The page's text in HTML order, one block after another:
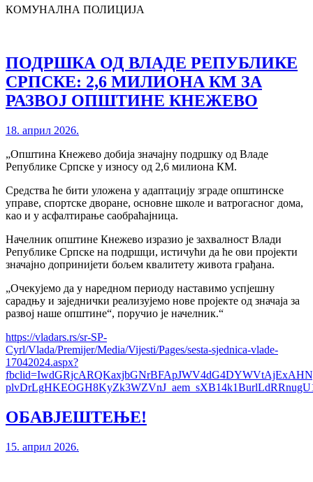
КОМУНАЛНА ПОЛИЦИЈА
ПОДРШКА ОД ВЛАДЕ РЕПУБЛИКЕ
СРПСКЕ: 2,6 МИЛИОНА КМ ЗА
РАЗВОЈ ОПШТИНЕ КНЕЖЕВО
18. април 2026.
„Општина Кнежево добија значајну подршку од Владе
Републике Српске у износу од 2,6 милиона КМ.
Средства ће бити уложена у адаптацију зграде општинске
управе, спортске дворане, основне школе и ватрогасног дома,
као и у асфалтирање саобраћајница.
Начелник општине Кнежево изразио је захвалност Влади
Републике Српске на подршци, истичући да ће ови пројекти
значајно допринијети бољем квалитету живота грађана.
„Очекујемо да у наредном периоду наставимо успјешну
сарадњу и заједнички реализујемо нове пројекте од значаја за
развој наше општине“, поручио је начелник.“
https://vladars.rs/sr-SP-
Cyrl/Vlada/Premijer/Media/Vijesti/Pages/sesta-sjednica-vlade-
17042024.aspx?
ОБАВЈЕШТЕЊЕ!
15. април 2026.